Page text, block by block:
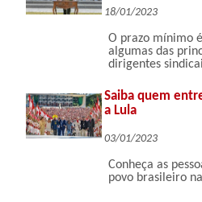
18/01/2023
O prazo mínimo
algumas das
dirigentes
Saiba quem
a Lula
03/01/2023
Conheça as
povo brasileiro